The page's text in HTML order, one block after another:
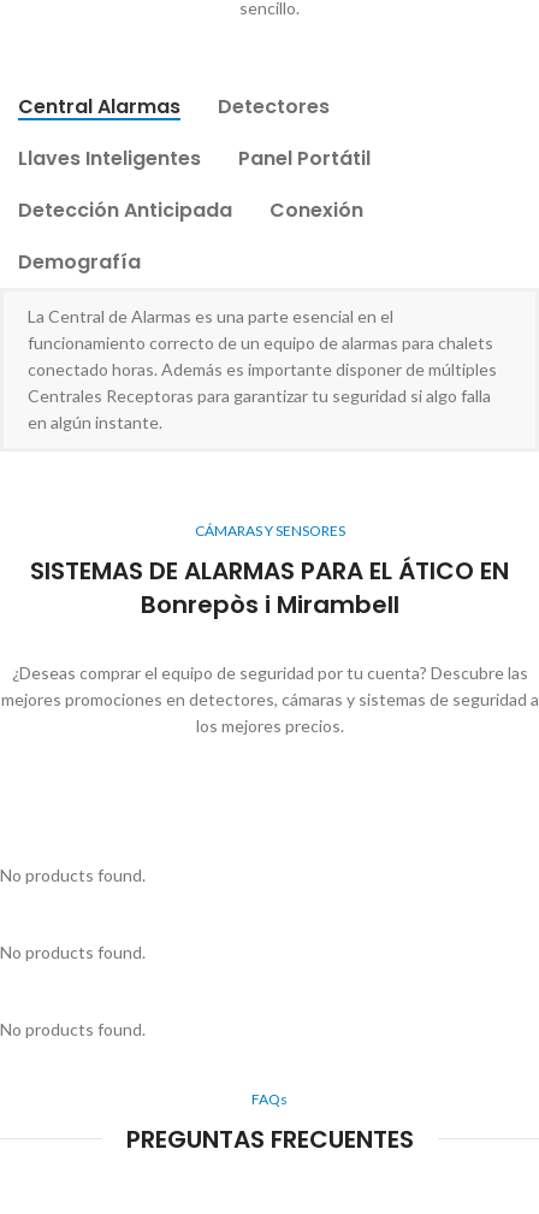
sencillo.
Central Alarmas
Detectores
Llaves Inteligentes
Panel Portátil
Detección Anticipada
Conexión
Demografía
La Central de Alarmas es una parte esencial en el
funcionamiento correcto de un equipo de alarmas para chalets
conectado horas. Además es importante disponer de múltiples
Centrales Receptoras para garantizar tu seguridad si algo falla
en algún instante.
CÁMARAS Y SENSORES
SISTEMAS DE ALARMAS PARA EL ÁTICO EN
Bonrepòs i Mirambell
¿Deseas comprar el equipo de seguridad por tu cuenta? Descubre las
mejores promociones en detectores, cámaras y sistemas de seguridad a
los mejores precios.
No products found.
No products found.
No products found.
FAQs
PREGUNTAS FRECUENTES